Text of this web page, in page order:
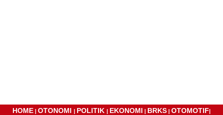
HOME OTONOMI POLITIK EKONOMI BRKS OTOMOTIF